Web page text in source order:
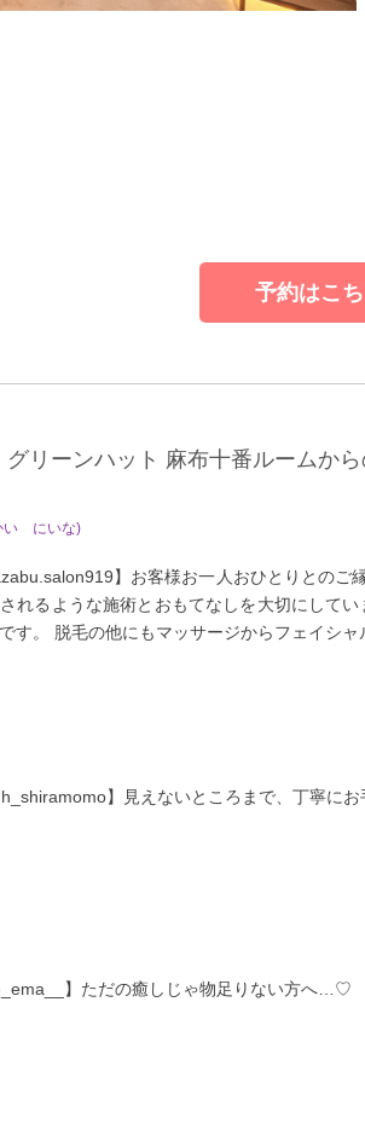
予約はこ
リーンハット 麻布十番ルームか
い にいな)
】お客様お一人おひとりとのご
れるような施術とおもてなしを大切にして
す。 脱毛の他にもマッサージからフェイシ
】見えないところまで、丁寧に
】ただの癒しじゃ物足りない方へ…♡